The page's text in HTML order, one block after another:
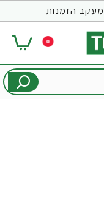
מעקב הזמנות
0